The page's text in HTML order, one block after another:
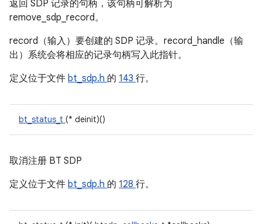
返回 SDP 记录的句柄，该句柄可解析为
remove_sdp_record。
record（输入）要创建的 SDP 记录。record_handle（输
出）系统会将相应的记录句柄写入此指针。
定义位于文件 bt_sdp.h 的 143 行。
bt_status_t (* deinit)()
取消注册 BT SDP
定义位于文件 bt_sdp.h 的 128 行。